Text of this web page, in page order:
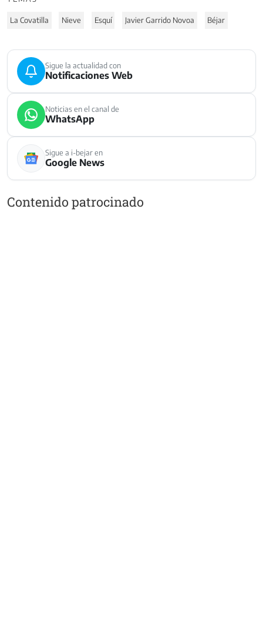
La Covatilla Nieve Esquí Javier Garrido Novoa Béjar
Sigue la actualidad con
Notificaciones Web
Noticias en el canal de
WhatsApp
Sigue a i-bejar en
Google News
Contenido patrocinado